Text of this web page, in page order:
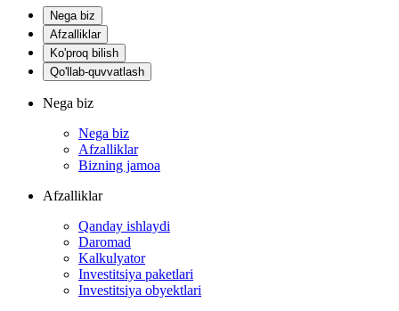
Nega biz
Afzalliklar
Ko'proq bilish
Qo'llab-quvvatlash
Nega biz
Nega biz
Afzalliklar
Bizning jamoa
Afzalliklar
Qanday ishlaydi
Daromad
Kalkulyator
Investitsiya paketlari
Investitsiya obyektlari